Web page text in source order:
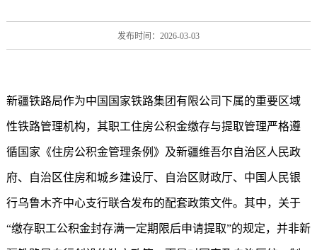
发布时间：2026-03-03
新疆铁路局作为中国国家铁路集团有限公司下属的重要区域
性铁路管理机构，其职工住房公积金缴存与提取管理严格遵
循国家《住房公积金管理条例》及新疆维吾尔自治区人民政
府、自治区住房和城乡建设厅、自治区财政厅、中国人民银
行乌鲁木齐中心支行联合发布的配套政策文件。其中，关于
“缴存职工公积金封存满一定期限后申请提取”的规定，并非新